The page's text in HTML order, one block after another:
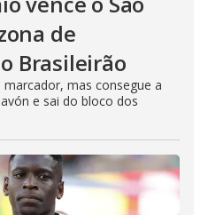
de
Brasileirão
mas consegue a
e sai do bloco dos